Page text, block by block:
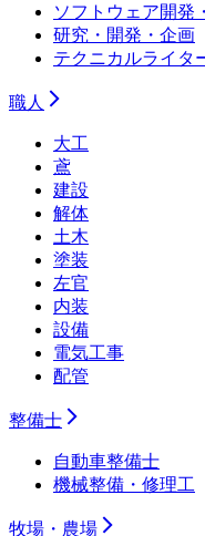
ソフトウェア開発
研究・開発・企画
テクニカルライタ
職人
大工
鳶
建設
解体
土木
塗装
左官
内装
設備
電気工事
配管
整備士
自動車整備士
機械整備・修理工
牧場・農場